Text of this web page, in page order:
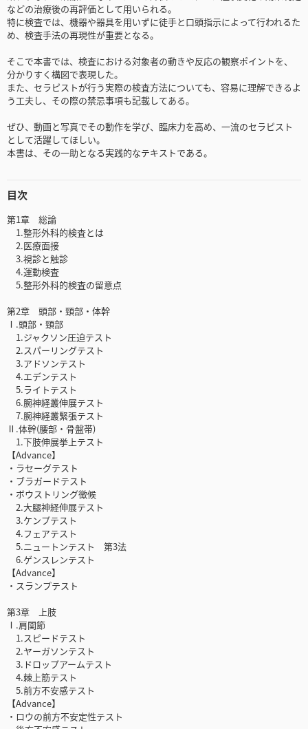
などの治療後の再評価として用いられる。
特に検査では、機器や器具を用いずに徒手と口頭指示によって行われるた
め、検査手法の再現性が重要となる。
そこで本書では、検査における対象者の動きや反応の観察ポイントを、
分かりすく構図で表現した。
また、セラピストが行う実際の検査方法についても、容易に理解できるよ
う工夫し、その際の禁忌事項も記載してある。
ぜひ、動画と写真でその動作を学び、臨床力を高め、一流のセラピスト
として活躍してほしい。
本書は、その一助となる実践的なテキストである。
目次
第1章 総論
1.整形外科的検査とは
2.医療面接
3.視診と触診
4.運動検査
5.整形外科的検査の留意点
第2章 頭部・頸部・体幹
Ⅰ.頭部・頸部
1.ジャクソン圧迫テスト
2.スパーリングテスト
3.アドソンテスト
4.エデンテスト
5.ライトテスト
6.腕神経叢伸展テスト
7.腕神経叢緊張テスト
Ⅱ.体幹(腰部・骨盤帯)
1.下肢伸展挙上テスト
【Advance】
・ラセーグテスト
・ブラガードテスト
・ボウストリング徴候
2.大腿神経伸展テスト
3.ケンプテスト
4.フェアテスト
5.ニュートンテスト 第3法
6.ゲンスレンテスト
【Advance】
・スランプテスト
第3章 上肢
Ⅰ.肩関節
1.スピードテスト
2.ヤーガソンテスト
3.ドロップアームテスト
4.棘上筋テスト
5.前方不安感テスト
【Advance】
・ロウの前方不安定性テスト